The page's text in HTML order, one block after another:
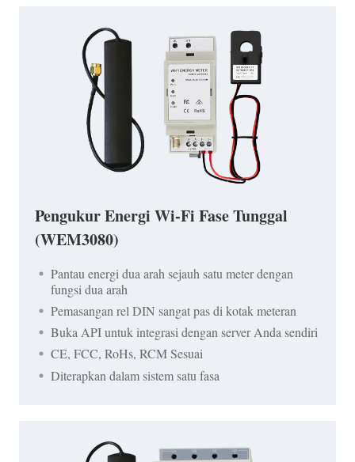
Pengukur Energi Wi-Fi Fase Tunggal
(WEM3080)
Pantau energi dua arah sejauh satu meter dengan
fungsi dua arah
Pemasangan rel DIN sangat pas di kotak meteran
Buka API untuk integrasi dengan server Anda sendiri
CE, FCC, RoHs, RCM Sesuai
Diterapkan dalam sistem satu fasa